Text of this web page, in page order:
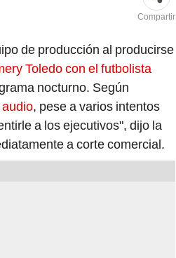
Compartir
de producción al producirse
Toledo con el futbolista
nocturno. Según
, pese a varios intentos
a los ejecutivos", dijo la
a corte comercial.